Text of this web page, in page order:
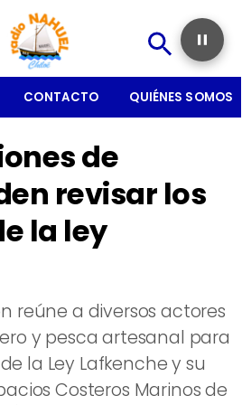
CONTACTO QUIÉNES SOMOS
de
revisar los
la ley
reúne a diversos actores
y pesca artesanal para
la Ley Lafkenche y su
Costeros Marinos de